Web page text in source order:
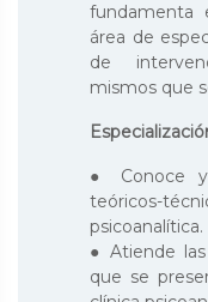
fundamenta
área de
de
mismos que
● Conoce y
teóricos-
psicoanalítica.
● Atiende
que se